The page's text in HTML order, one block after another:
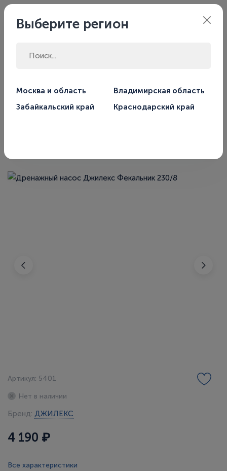
Москва
Артикул: 5401
Нет в наличии
Бренд: ДЖИЛЕКС
4 190 ₽
Все характеристики
Выберите регион
Москва и область
Владимирская область
Забайкальский край
Краснодарский край